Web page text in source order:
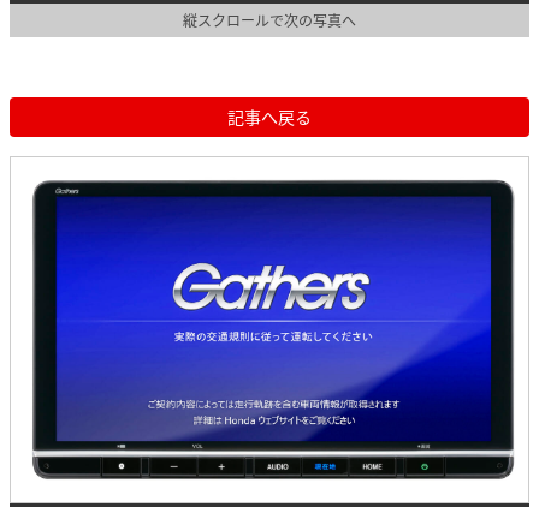
縦スクロールで次の写真へ
記事へ戻る